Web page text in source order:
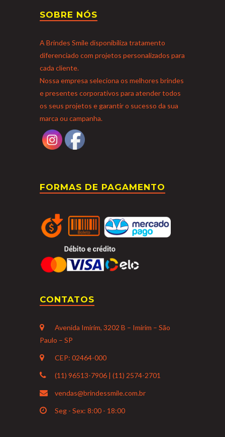
SOBRE NÓS
A Brindes Smile disponibiliza tratamento
diferenciado com projetos personalizados para
cada cliente.
Nossa empresa seleciona os melhores brindes
e presentes corporativos para atender todos
os seus projetos e garantir o sucesso da sua
marca ou campanha.
FORMAS DE PAGAMENTO
CONTATOS
Avenida Imirim, 3202 B – Imirim – São
Paulo – SP
CEP: 02464-000
(11) 96513-7906 | (11) 2574-2701
vendas@brindessmile.com.br
Seg - Sex: 8:00 - 18:00